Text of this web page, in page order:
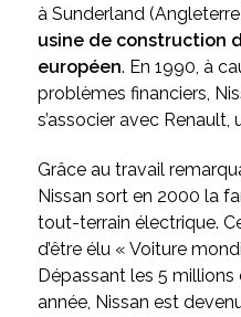
à Sunderland
usine de construction
européen. En 1990, à
problèmes financiers,
s’associer avec Renault,
Grâce au travail
Nissan sort en 2000 la
tout-terrain électrique.
d’être élu « Voiture
Dépassant les 5 millions
année, Nissan est